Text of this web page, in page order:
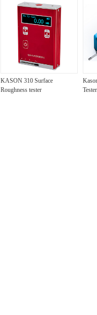
KASON 310 Surface
Roughness tester
Tester